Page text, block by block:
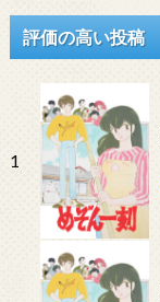
評価の高い投稿
1